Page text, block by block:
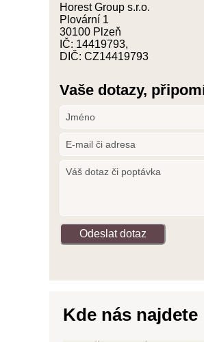
Horest Group s.r.o.
Plovární 1
30100 Plzeň
IČ: 14419793,
DIČ: CZ14419793
Vaše dotazy,
Kde nás najdete